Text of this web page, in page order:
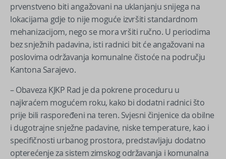
prvenstveno biti angažovani na uklanjanju snijega na
lokacijama gdje to nije moguće izvršiti standardnom
mehanizacijom, nego se mora vršiti ručno. U periodima
bez snježnih padavina, isti radnici bit će angažovani na
poslovima održavanja komunalne čistoće na području
Kantona Sarajevo.
– Obaveza KJKP Rad je da pokrene proceduru u
najkraćem mogućem roku, kako bi dodatni radnici što
prije bili raspoređeni na teren. Svjesni činjenice da obilne
i dugotrajne snježne padavine, niske temperature, kao i
specifičnosti urbanog prostora, predstavljaju dodatno
opterećenje za sistem zimskog održavanja i komunalna